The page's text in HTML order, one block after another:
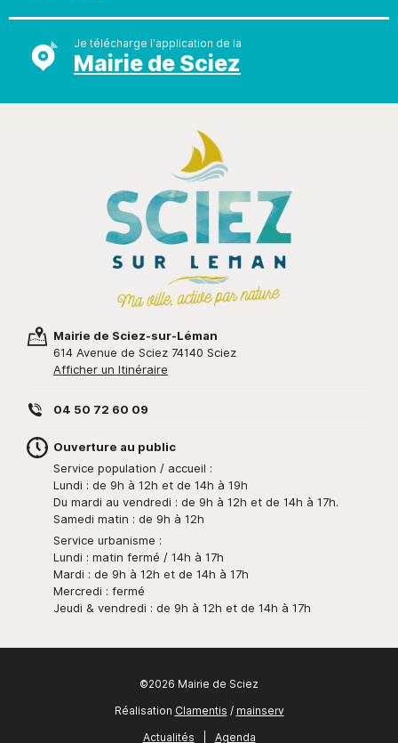
Je télécharge l'application de la
Mairie de Sciez
Mairie de Sciez-sur-Léman
614 Avenue de Sciez 74140 Sciez
Afficher un Itinéraire
04 50 72 60 09
Ouverture au public
Service population / accueil :
Lundi : de 9h à 12h et de 14h à 19h
Du mardi au vendredi : de 9h à 12h et de 14h à 17h.
Samedi matin : de 9h à 12h
Service urbanisme :
Lundi : matin fermé / 14h à 17h
Mardi : de 9h à 12h et de 14h à 17h
Mercredi : fermé
Jeudi & vendredi : de 9h à 12h et de 14h à 17h
©2026 Mairie de Sciez
Réalisation Clamentis / mainserv
Actualités
Agenda